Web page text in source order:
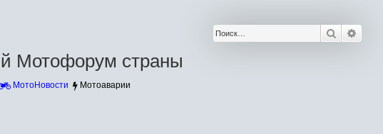
Поиск
Мотофорум страны
МотоНовости Мотоаварии